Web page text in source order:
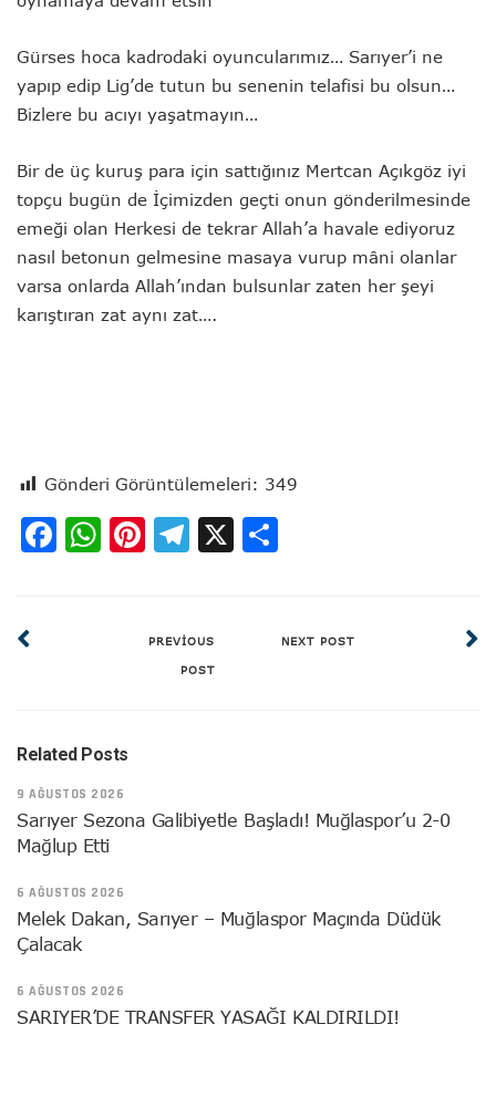
Gürses hoca kadrodaki oyuncularımız… Sarıyer’i ne
yapıp edip Lig’de tutun bu senenin telafisi bu olsun…
Bizlere bu acıyı yaşatmayın…
Bir de üç kuruş para için sattığınız Mertcan Açıkgöz iyi
topçu bugün de İçimizden geçti onun gönderilmesinde
emeği olan Herkesi de tekrar Allah’a havale ediyoruz
nasıl betonun gelmesine masaya vurup mâni olanlar
varsa onlarda Allah’ından bulsunlar zaten her şeyi
karıştıran zat aynı zat….
Gönderi Görüntülemeleri: 349
Facebook
WhatsApp
Pinterest
Telegram
X
PREVIOUS
POST
NEXT POST
Related Posts
9 AĞUSTOS 2026
Sarıyer Sezona Galibiyetle Başladı! Muğlaspor’u 2-0
Mağlup Etti
6 AĞUSTOS 2026
Melek Dakan, Sarıyer – Muğlaspor Maçında Düdük
Çalacak
6 AĞUSTOS 2026
SARIYER’DE TRANSFER YASAĞI KALDIRILDI!